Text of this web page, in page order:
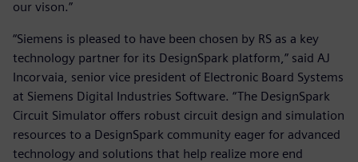
our vison.”
“Siemens is pleased to have been chosen by RS as a key
technology partner for its DesignSpark platform,” said AJ
Incorvaia, senior vice president of Electronic Board Systems
at Siemens Digital Industries Software. “The DesignSpark
Circuit Simulator offers robust circuit design and simulation
resources to a DesignSpark community eager for advanced
technology and solutions that help realize more end